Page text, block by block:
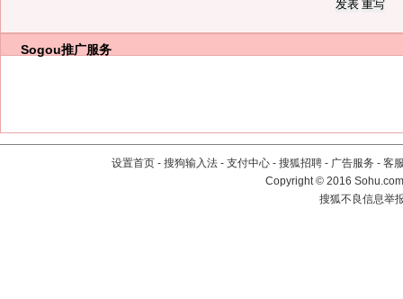
Sogou推广服务
设置首页 - 搜狗输入法 - 支付中心 - 搜狐招聘 - 广告服务 - 客
Copyright©2016
搜狐不良信息举